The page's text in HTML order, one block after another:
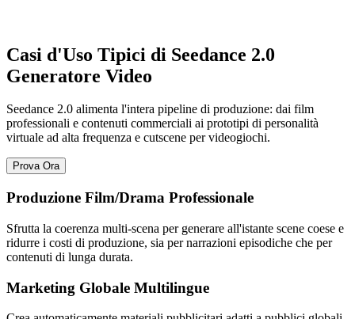
Casi d'Uso Tipici di Seedance 2.0
Generatore Video
Seedance 2.0 alimenta l'intera pipeline di produzione: dai film
professionali e contenuti commerciali ai prototipi di personalità
virtuale ad alta frequenza e cutscene per videogiochi.
Prova Ora
Produzione Film/Drama Professionale
Sfrutta la coerenza multi-scena per generare all'istante scene coese e
ridurre i costi di produzione, sia per narrazioni episodiche che per
contenuti di lunga durata.
Marketing Globale Multilingue